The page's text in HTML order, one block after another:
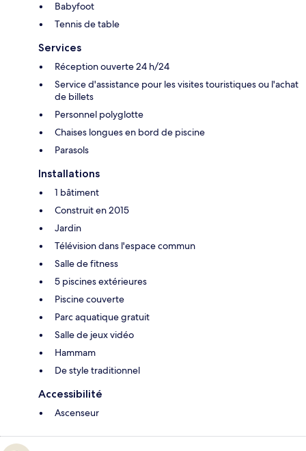
Babyfoot
Tennis de table
Services
Réception ouverte 24 h/24
Service d'assistance pour les visites touristiques ou l'achat
de billets
Personnel polyglotte
Chaises longues en bord de piscine
Parasols
Installations
1 bâtiment
Construit en 2015
Jardin
Télévision dans l'espace commun
Salle de fitness
5 piscines extérieures
Piscine couverte
Parc aquatique gratuit
Salle de jeux vidéo
Hammam
De style traditionnel
Accessibilité
Ascenseur